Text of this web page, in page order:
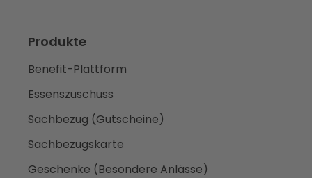
Produkte
Benefit-Plattform
Essenszuschuss
Sachbezug (Gutscheine)
Sachbezugskarte
Geschenke (Besondere Anlässe)